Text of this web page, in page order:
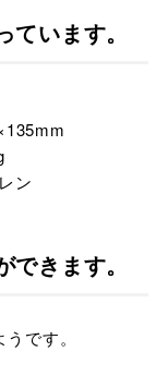
います。
ン
きます。
です。